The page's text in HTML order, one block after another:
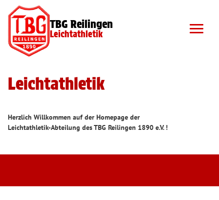
TBG Reilingen
Leichtathletik
Leichtathletik
Herzlich Willkommen auf der Homepage der
Leichtathletik-Abteilung des TBG Reilingen 1890 e.V. !